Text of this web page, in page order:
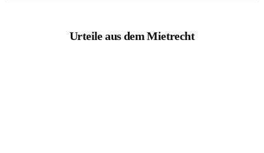
Urteile aus dem Mietrecht